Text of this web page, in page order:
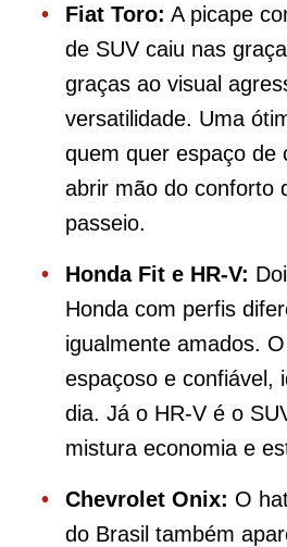
Fiat Toro: A picape
de SUV caiu nas
graças ao visual
versatilidade. Uma
quem quer espaço de
abrir mão do conforto
passeio.
Honda Fit e HR-V:
Honda com perfis
igualmente amados.
espaçoso e confiável,
dia. Já o HR-V é o
mistura economia e
Chevrolet Onix: O
do Brasil também